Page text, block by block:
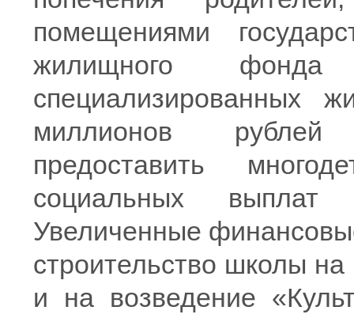
помещениями
жилищного
миллионов рублей
предоставить
социальных
Увеличенные
строительство школы
и на возведение